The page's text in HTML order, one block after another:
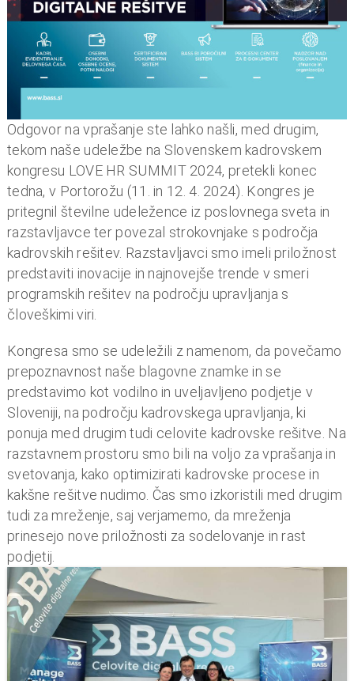
b
r
n
,
k
o
m
u
n
a
l
n
f
i
n
a
n
c
e
Odgovor na vprašanje ste lahko našli, med drugim,
tekom naše udeležbe na Slovenskem kadrovskem
kongresu LOVE HR SUMMIT 2024, pretekli konec
tedna, v Portorožu (11. in 12. 4. 2024). Kongres je
pritegnil številne udeležence iz poslovnega sveta in
razstavljavce ter povezal strokovnjake s področja
kadrovskih rešitev. Razstavljavci smo imeli priložnost
predstaviti inovacije in najnovejše trende v smeri
programskih rešitev na področju upravljanja s
človeškimi viri.
Kongresa smo se udeležili z namenom, da povečamo
prepoznavnost naše blagovne znamke in se
predstavimo kot vodilno in uveljavljeno podjetje v
Sloveniji, na področju kadrovskega upravljanja, ki
ponuja med drugim tudi celovite kadrovske rešitve. Na
razstavnem prostoru smo bili na voljo za vprašanja in
svetovanja, kako optimizirati kadrovske procese in
kakšne rešitve nudimo. Čas smo izkoristili med drugim
tudi za mreženje, saj verjamemo, da mreženja
prinesejo nove priložnosti za sodelovanje in rast
podjetij.